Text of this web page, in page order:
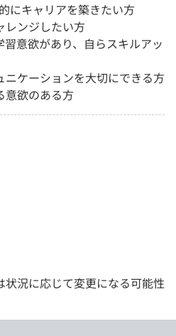
にキャリアを築きたい方
レンジしたい方
習意欲があり、自らスキルアッ
ニケーションを大切にできる方
意欲のある方
況に応じて変更になる可能性